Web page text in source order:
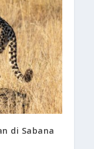
di Sabana